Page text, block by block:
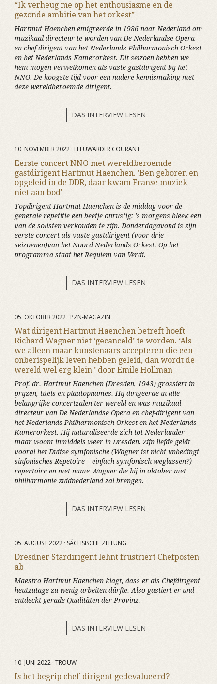
“Ik verheug me op het enthousiasme en de
gezonde ambitie van het orkest”
Hartmut Haenchen emigreerde in 1986 naar Nederland om
muzikaal directeur te worden van De Nederlandse Opera
en chef-dirigent van het Nederlands Philharmonisch Orkest
en het Nederlands Kamerorkest. Dit seizoen hebben we
hem mogen verwelkomen als vaste gastdirigent bij het
NNO. De hoogste tijd voor een nadere kennismaking met
deze wereldberoemde dirigent.
DAS INTERVIEW LESEN
10. NOVEMBER 2022 · LEEUWARDER COURANT
Eerste concert NNO met wereldberoemde
gastdirigent Hartmut Haenchen. 'Ben geboren en
opgeleid in de DDR, daar kwam Franse muziek
niet aan bod'
Topdirigent Hartmut Haenchen is de middag voor de
generale repetitie een beetje onrustig: ’s morgens bleek een
van de solisten verkouden te zijn. Donderdagavond is zijn
eerste concert als vaste gastdirigent (voor drie
seizoenen)van het Noord Nederlands Orkest. Op het
programma staat het Requiem van Verdi.
DAS INTERVIEW LESEN
05. OKTOBER 2022 · PZN-MAGAZIN
Wat dirigent Hartmut Haenchen betreft hoeft
Richard Wagner niet ‘gecanceld’ te worden. ‘Als
we alleen maar kunstenaars accepteren die een
onberispelijk leven hebben geleid, dan wordt de
wereld wel erg klein.’ door Emile Hollman
Prof. dr. Hartmut Haenchen (Dresden, 1943) grossiert in
prijzen, titels en plaatopnames. Hij dirigeerde in alle
belangrijke concertzalen ter wereld en was muzikaal
directeur van De Nederlandse Opera en chef-dirigent van
het Nederlands Philharmonisch Orkest en het Nederlands
Kamerorkest. Hij naturaliseerde zich tot Nederlander
maar woont inmiddels weer in Dresden. Zijn liefde geldt
vooral het Duitse symfonische (Wagner ist nicht unbedingt
sinfonisches Repetoire – einfach symfonisch weglassen?)
repertoire en met name Wagner die hij in oktober met
philharmonie zuidnederland zal brengen.
DAS INTERVIEW LESEN
05. AUGUST 2022 · SÄCHSISCHE ZEITUNG
Dresdner Stardirigent lehnt frustriert Chefposten
ab
Maestro Hartmut Haenchen klagt, dass er als Chefdirigent
heutzutage zu wenig arbeiten dürfte. Also gastiert er und
entdeckt gerade Qualitäten der Provinz.
DAS INTERVIEW LESEN
10. JUNI 2022 · TROUW
Is het begrip chef-dirigent gedevalueerd?